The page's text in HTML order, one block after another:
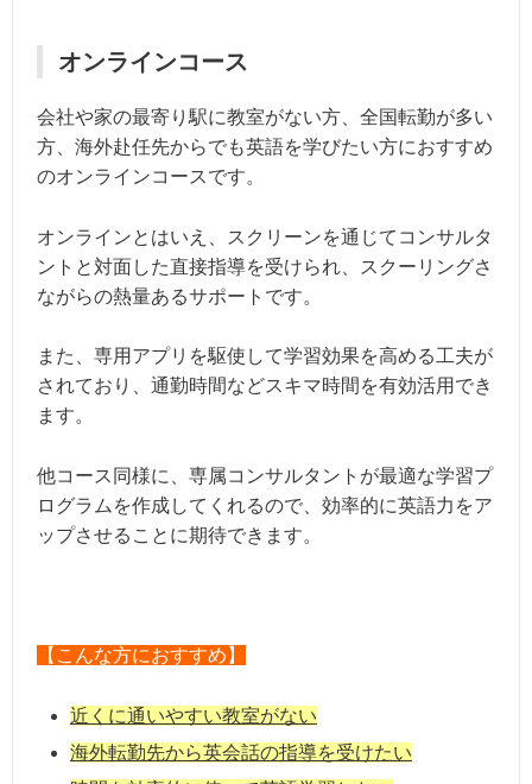
オンラインコース
会社や家の最寄り駅に教室がない方、全国転勤が多い
方、海外赴任先からでも英語を学びたい方におすすめ
のオンラインコースです。
オンラインとはいえ、スクリーンを通じてコンサルタ
ントと対面した直接指導を受けられ、スクーリングさ
ながらの熱量あるサポートです。
また、専用アプリを駆使して学習効果を高める工夫が
されており、通勤時間などスキマ時間を有効活用でき
ます。
他コース同様に、専属コンサルタントが最適な学習プ
ログラムを作成してくれるので、効率的に英語力をア
ップさせることに期待できます。
【こんな方におすすめ】
近くに通いやすい教室がない
海外転勤先から英会話の指導を受けたい